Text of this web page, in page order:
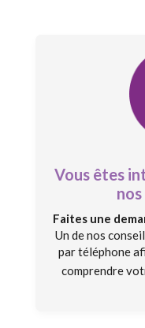
Vous êtes
Faites une
Un de nos
par téléphone
comprendre